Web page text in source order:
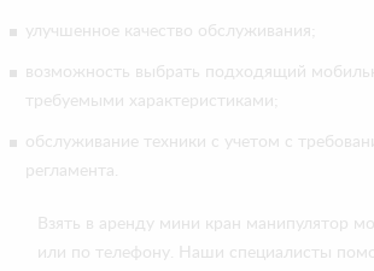
улучшенное качество обслуживания;
возможность выбрать подходящий
требуемыми характеристиками;
обслуживание техники с учетом с
регламента.
Взять в аренду мини кран манипулятор
или по телефону. Наши специалисты